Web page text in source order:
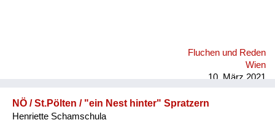
Fluchen und Reden
Wien
10. März 2021
NÖ / St.Pölten / "ein Nest hinter" Spratzern
Henriette Schamschula